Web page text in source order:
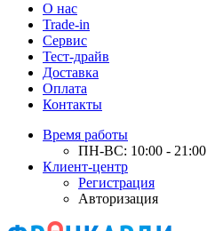
О нас
Trade-in
Сервис
Тест-драйв
Доставка
Оплата
Контакты
Время работы
ПН-ВС: 10:00 - 21:00
Клиент-центр
Регистрация
Авторизация